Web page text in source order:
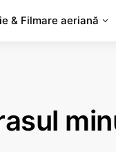
& Filmare aeriană